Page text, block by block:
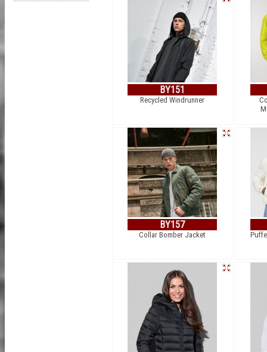
BY151
Recycled Windrunner
BY157
Collar Bomber Jacket